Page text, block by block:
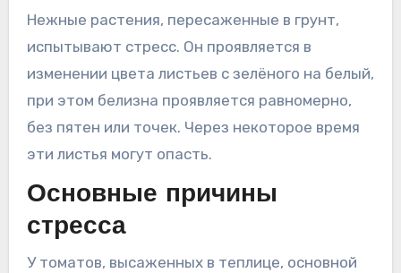
Нежные растения, пересаженные в грунт,
испытывают стресс. Он проявляется в
изменении цвета листьев с зелёного на белый,
при этом белизна проявляется равномерно,
без пятен или точек. Через некоторое время
эти листья могут опасть.
Основные причины
стресса
У томатов, высаженных в теплице, основной